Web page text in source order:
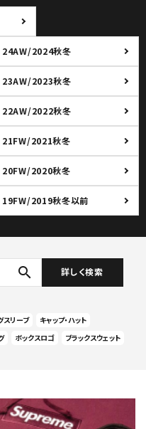
24AW/2024秋冬
23AW/2023秋冬
22AW/2022秋冬
21FW/2021秋冬
20FW/2020秋冬
19FW/2019秋冬以前
search 詳しく検索
スリーブ
キャップ・ハット
ボックスロゴ ブラックスウェット